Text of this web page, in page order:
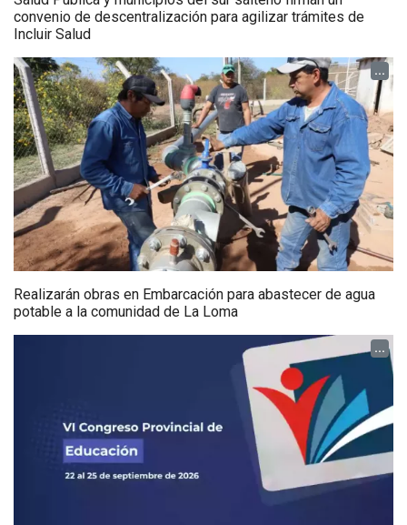
convenio de descentralización para agilizar trámites de
Incluir Salud
...
Realizarán obras en Embarcación para abastecer de agua
potable a la comunidad de La Loma
...